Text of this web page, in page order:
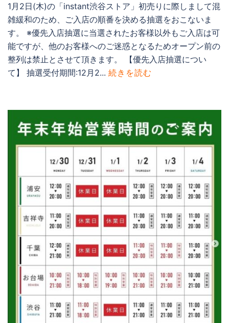
1月2日(木)の「instant渋谷ストア」初売りに際しまして混
雑緩和のため、ご入店の順番を決める抽選をおこないま
す。 ※優先入店抽選に当選されたお客様以外もご入店は可
能ですが、他のお客様へのご迷惑となるためオープン前の
整列は禁止とさせて頂きます。 【優先入店抽選につい
て】 抽選受付期間:12月2... 続きを読む